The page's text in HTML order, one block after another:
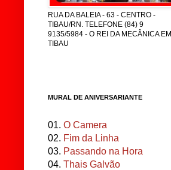
RUA DA BALEIA - 63 - CENTRO -
TIBAU/RN. TELEFONE (84) 9
9135/5984 - O REI DA MECÂNICA EM
TIBAU
MURAL DE ANIVERSARIANTE
01. O Camera
02. Fim da Linha
03. Passando na Hora
04. Thais Galvão